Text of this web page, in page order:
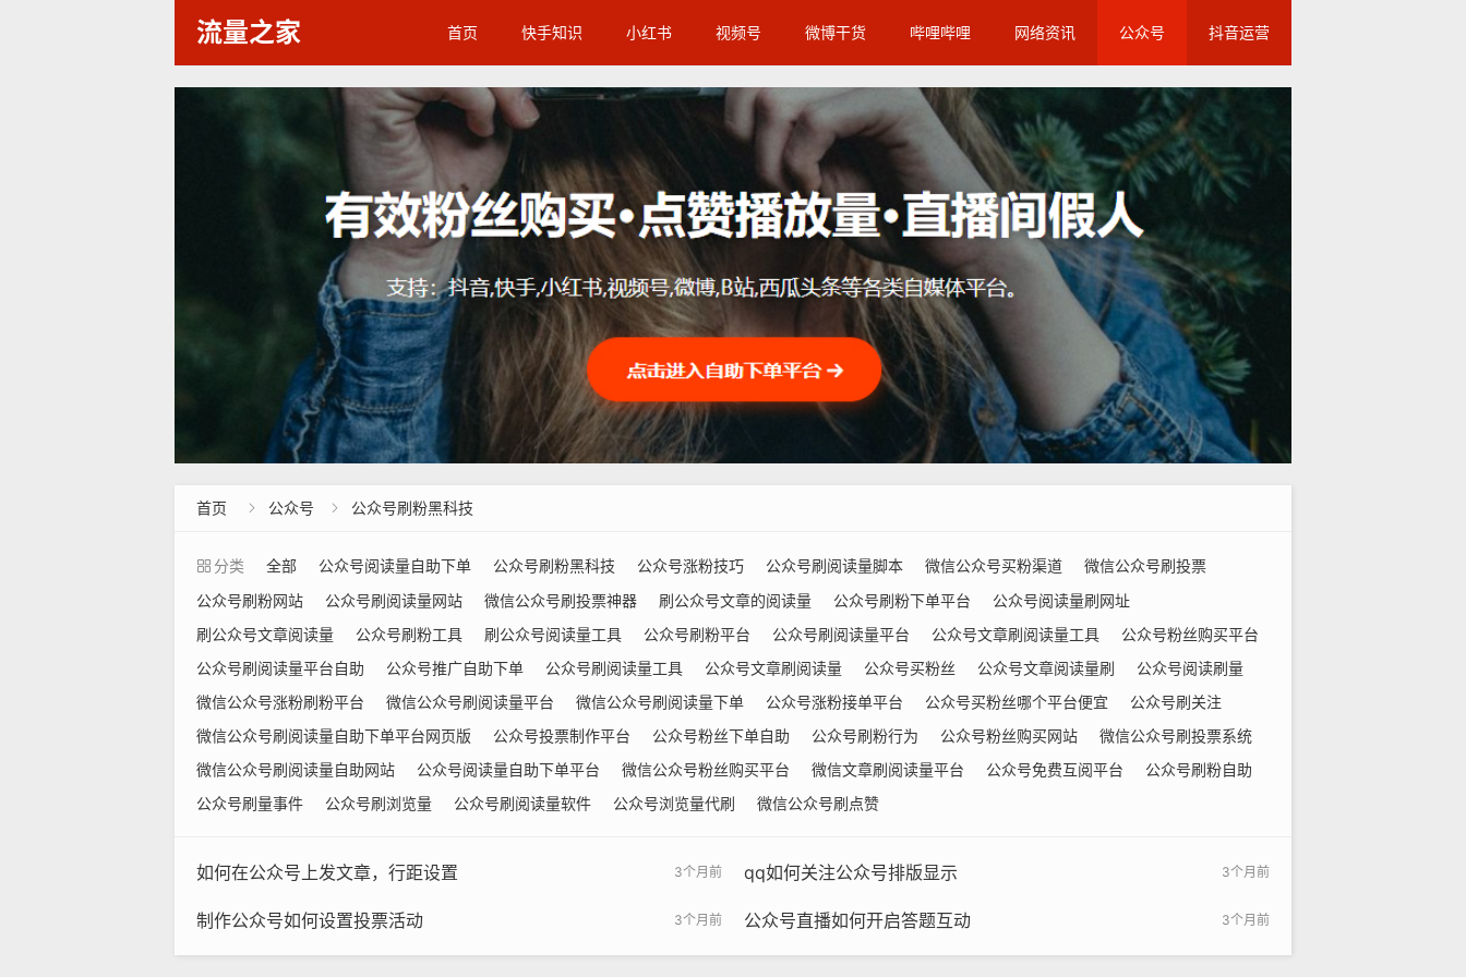
流量之家 首页 快手知识 小红书 视频号 微博干货 哔哩哔哩 网络资讯 公众号 抖音运营
首页  公众号  公众号刷粉黑科技
分类 全部 公众号阅读量自助下单 公众号刷粉黑科技 公众号涨粉技巧 公众号刷阅读量脚本 微信公众号买粉渠道
微信公众号刷投票
公众号刷粉网站
公众号刷阅读量网站 微信公众号刷投票神器 刷公众号文章的阅读量 公众号刷粉下单平台
公众号阅读量刷网址
刷公众号文章阅读量
公众号刷粉工具 刷公众号阅读量工具 公众号刷粉平台 公众号刷阅读量平台 公众号文章刷阅读量工具
公众号粉丝购买平台
公众号刷阅读量平台自助
公众号推广自助下单 公众号刷阅读量工具 公众号文章刷阅读量 公众号买粉丝 公众号文章阅读量刷
公众号阅读刷量
微信公众号涨粉刷粉平台
微信公众号刷阅读量平台 微信公众号刷阅读量下单 公众号涨粉接单平台 公众号买粉丝哪个平台便宜
公众号刷关注
微信公众号刷阅读量自助下单平台网页版
公众号投票制作平台 公众号粉丝下单自助 公众号刷粉行为 公众号粉丝购买网站
微信公众号刷投票系统
微信公众号刷阅读量自助网站
公众号阅读量自助下单平台 微信公众号粉丝购买平台 微信文章刷阅读量平台 公众号免费互阅平台
公众号刷粉自助
公众号刷量事件
公众号刷浏览量 公众号刷阅读量软件 公众号浏览量代刷 微信公众号刷点赞
3个月前
如何在公众号上发文章，行距设置 3个月前
qq如何关注公众号排版显示
3个月前
制作公众号如何设置投票活动 3个月前
公众号直播如何开启答题互动